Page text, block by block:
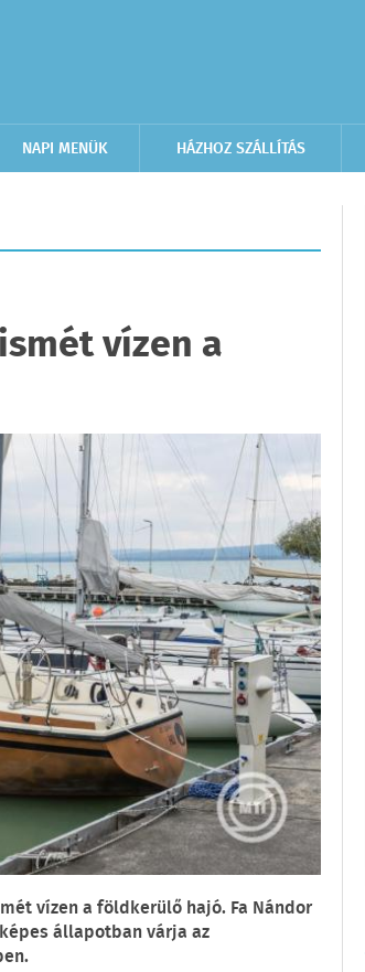
NAPI MENÜK HÁZHOZ SZÁLLÍTÁS
vízen a
vízen a földkerülő hajó. Fa Nándor
állapotban várja az